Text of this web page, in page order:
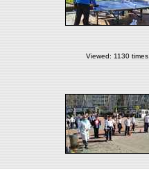
Viewed: 1130 times.